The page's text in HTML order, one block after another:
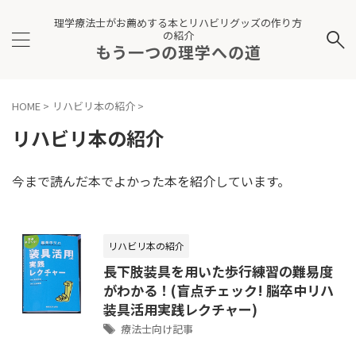
理学療法士がお薦めする本とリハビリグッズの作り方
の紹介
もう一つの理学への道
HOME > リハビリ本の紹介 >
リハビリ本の紹介
今まで読んだ本でよかった本を紹介しています。
リハビリ本の紹介
長下肢装具を用いた歩行練習の難易度
がわかる！(盲点チェック! 脳卒中リハ
装具活用実践レクチャー)
療法士向け記事